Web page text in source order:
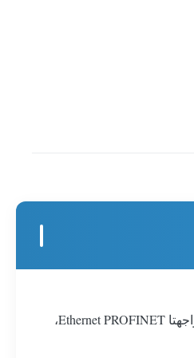
وحدة المعالجة المركزية SIMATIC S7-300 CPU317F-2 PN/DP، وحدة معالجة مركزية، بذاكرة رئيسية 1.5 ميجابايت، واجهة MPI/DP واحدة بسرعة 12 ميجابت/ثانية، واجهتا Ethernet PROFINET،